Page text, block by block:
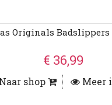
Originals
€ 36,99
Naar shop Meer